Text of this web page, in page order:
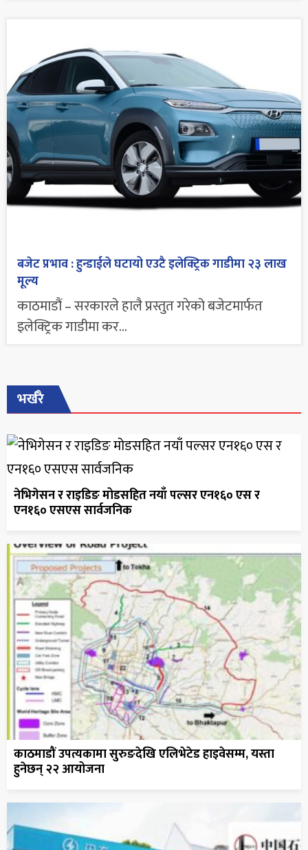
बजेट प्रभाव : हुन्डाईले घटायो एउटै इलेक्ट्रिक गाडीमा २३ लाख
मूल्य
काठमाडौं – सरकारले हालै प्रस्तुत गरेको बजेटमार्फत
इलेक्ट्रिक गाडीमा कर...
भर्खरै
नेभिगेसन र राइडिङ मोडसहित नयाँ पल्सर एन१६० एस र
एन१६० एसएस सार्वजनिक
काठमाडौं उपत्यकामा सुरुङदेखि एलिभेटेड हाइवेसम्म, यस्ता
हुनेछन् २२ आयोजना